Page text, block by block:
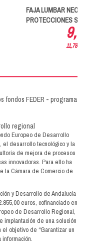
FAJA LUMBAR
PROTECCIONES
11,78 €
Europeo de Desarrollo
el desarrollo tecnológico y la
de mejora de procesos
innovadoras. Para ello ha
la Cámara de Comercio de
y Desarrollo de Andalucía
euros, cofinanciado en
de Desarrollo Regional,
implantación de una solución
objetivo de “Garantizar un